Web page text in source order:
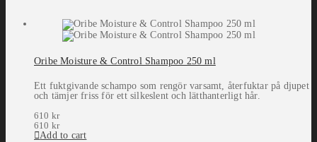
Oribe Moisture & Control Shampoo 250 ml
Ett fuktgivande schampo som rengör varsamt, återfuktar på djupet
och tämjer friss för ett silkeslent och lätthanterligt hår.
610 kr
610 kr
Add to cart